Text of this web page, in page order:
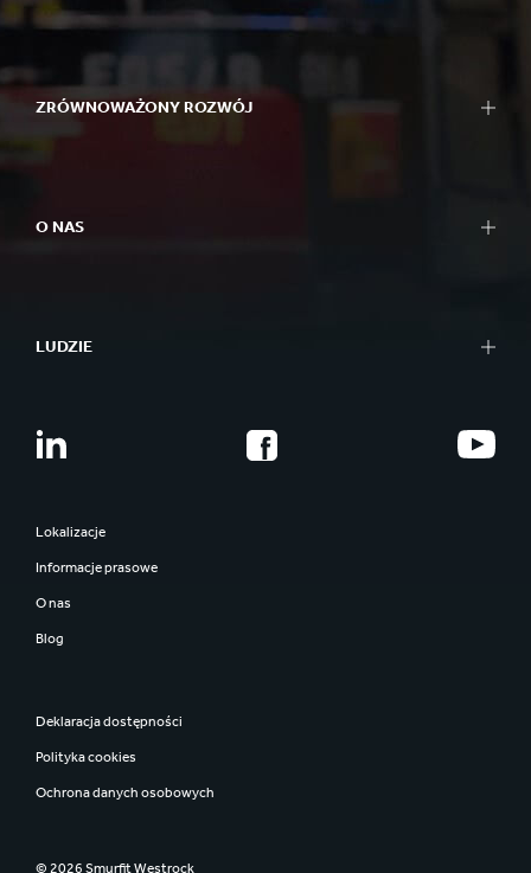
ZRÓWNOWAŻONY ROZWÓJ
O NAS
LUDZIE
Lokalizacje
Informacje prasowe
O nas
Blog
Deklaracja dostępności
Polityka cookies
Ochrona danych osobowych
© 2026 Smurfit Westrock